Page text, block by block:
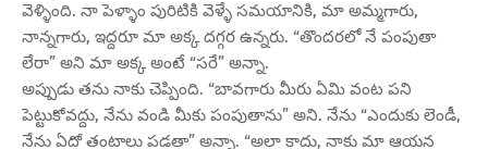
వెళ్ళింది. నా పెళ్ళాం పురిటికి వెళ్ళే సమయానికి, మా అమ్మగారు,
నాన్నగారు, ఇద్దరూ మా అక్క దగ్గర ఉన్నరు. “తొందరలో నే పంపుతా
లేరా” అని మా అక్క అంటే “సరే” అన్నా.
అప్పుడు తను నాకు చెప్పింది. “బావగారు మీరు ఏమి వంట పని
పెట్టుకోవద్దు, నేను వండి మీకు పంపుతాను” అని. నేను “ఎందుకు లెండీ,
నేను ఏదో తంటాలు పడతా” అన్నా. “అలా కాదు, నాకు మా ఆయన